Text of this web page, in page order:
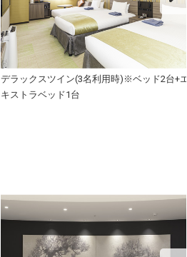
デラックスツイン(3名利用時)※ベッド2台+エ
キストラベッド1台